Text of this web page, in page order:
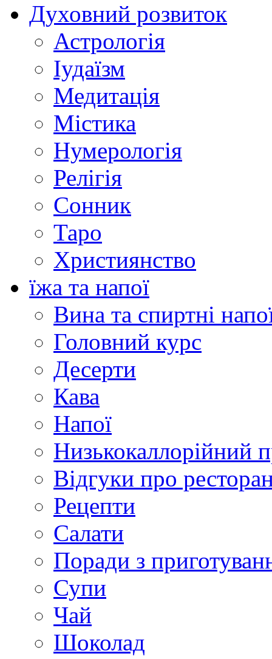
Духовний розвиток
Астрологія
Іудаїзм
Медитація
Містика
Нумерологія
Релігія
Сонник
Таро
Християнство
їжа та напої
Вина та спиртні
Головний курс
Десерти
Кава
Напої
Низькокаллорійний
Відгуки про
Рецепти
Салати
Поради з
Супи
Чай
Шоколад